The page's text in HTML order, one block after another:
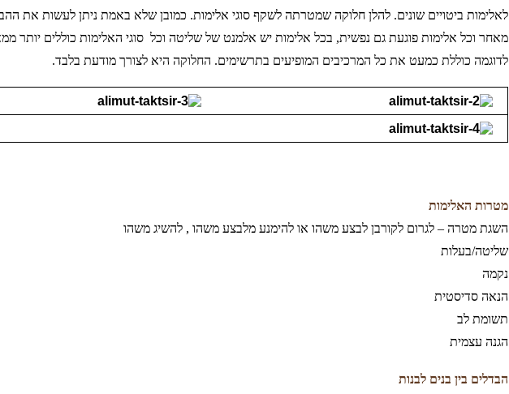
לאלימות ביטויים שונים. להלן חלוקה שמטרתה לשקף סוגי אלימות. כמובן שלא באמת ניתן לעשות את
מאחר וכל אלימות פוגעת גם נפשית, בכל אלימות יש אלמנט של שליטה וכל סוגי האלימות כוללים יותר
לדוגמה כוללת כמעט את כל המרכיבים המופיעים בתרשימים. החלוקה היא לצורך מודעת בלבד.
מטרות האלימות
השגת מטרה – לגרום לקורבן לבצע משהו או להימנע מלבצע משהו , להשיג משהו
שליטה/בעלות
נקמה
הנאה סדיסטית
תשומת לב
הגנה עצמית
הבדלים בין בנים לבנות